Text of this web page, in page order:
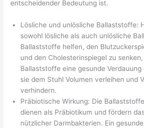
entscheidender Bedeutung ist.
Lösliche und unlösliche Ballaststoffe:
sowohl lösliche als auch unlösliche
Ballaststoffe helfen, den
und den Cholesterinspiegel zu
Ballaststoffe eine gesunde
sie dem Stuhl Volumen verleihen und
verhindern.
Präbiotische Wirkung: Die
dienen als Präbiotikum und fördern
nützlicher Darmbakterien. Ein